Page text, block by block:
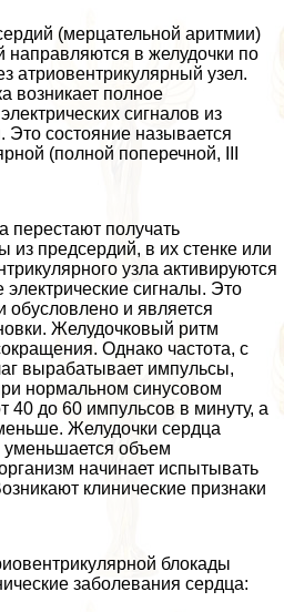
(мерцательной аритмии)
направляются в желудочки по
атриовентрикулярный узел.
возникает полное
сигналов из
Это состояние называется
(полной поперечной, III
перестают получать
предсердий, в их стенке или
узла активируются
сигналы. Это
обусловлено и является
Желудочковый ритм
Однако частота, с
выpaбатывает импульсы,
нормальном синусовом
40 до 60 импульсов в минуту, а
Желудочки сердца
объем
начинает испытывать
клинические признаки
блокады
заболевания сердца: